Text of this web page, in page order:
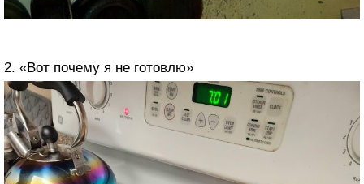
2. «Вот почему я не готовлю»